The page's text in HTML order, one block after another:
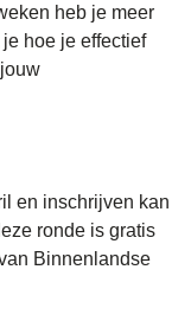
heb je meer
hoe je effectief
en inschrijven kan
ronde is gratis
Binnenlandse